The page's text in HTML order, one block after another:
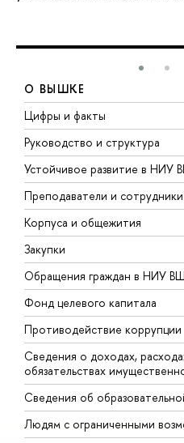
О ВЫШКЕ
Цифры и факты
Руководство и структура
Устойчивое развитие в НИУ
Преподаватели и сотрудники
Корпуса и общежития
Закупки
Обращения граждан в НИУ
Фонд целевого капитала
Противодействие коррупции
Сведения о доходах,
обязательствах
Сведения об
Людям с ограниченными